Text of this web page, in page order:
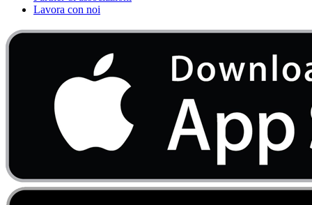
Lavora con noi